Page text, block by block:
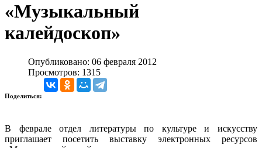
«Музыкальный
калейдоскоп»
Опубликовано: 06 февраля 2012
Просмотров: 1315
Поделиться:
В феврале отдел литературы по культуре и искусству
приглашает посетить выставку электронных ресурсов